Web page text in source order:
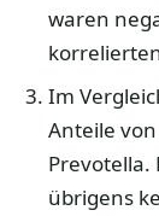
waren
Im
Anteile
Prevotella.
übrigens